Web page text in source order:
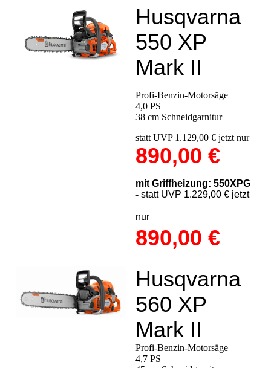
Husqvarna
550 XP
Mark II
Profi-Benzin-Motorsäge
4,0 PS
38 cm Schneidgarnitur
statt UVP1.129,00 € jetzt nur
890,00 €
mit Griffheizung: 550XPG
- statt UVP 1.229,00 € jetzt
nur
890,00 €
Husqvarna
560 XP
Mark II
Profi-Benzin-Motorsäge
4,7 PS